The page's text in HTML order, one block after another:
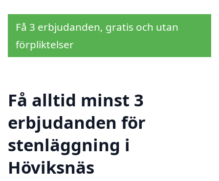
Få 3 erbjudanden, gratis och utan
förpliktelser
Få alltid minst 3
erbjudanden för
stenläggning i
Höviksnäs